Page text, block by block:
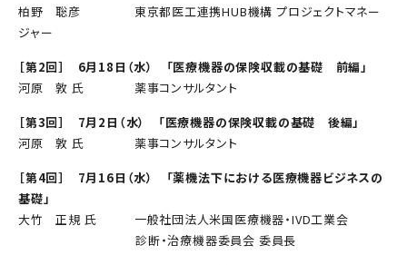
柏野 聡彦 東京都医工連携HUB機構 プロジェクトマネー
ジャー
［第2回］ 6月18日（水） 「医療機器の保険収載の基礎 前編」
河原 敦 氏 薬事コンサルタント
［第3回］ 7月2日（水） 「医療機器の保険収載の基礎 後編」
河原 敦 氏 薬事コンサルタント
［第4回］ 7月16日（水） 「薬機法下における医療機器ビジネスの
基礎」
大竹 正規 氏 一般社団法人米国医療機器・IVD工業会
診断・治療機器委員会 委員長